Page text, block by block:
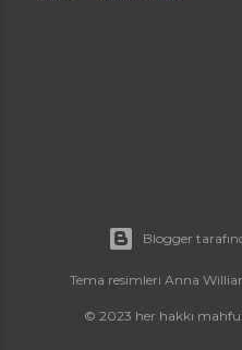
Blogger
Tema resimleri Anna
© 2023 her hakkı